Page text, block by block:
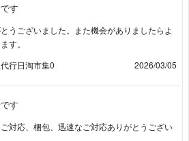
す
うございました。また機会がありましたらよ
す。
行日淘市集0
2026/03/05
す
対応、梱包、迅速なご対応ありがとうござい